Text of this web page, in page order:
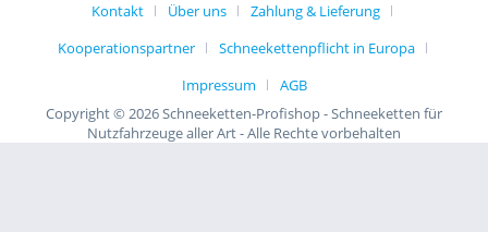
Kontakt Über uns
Zahlung & Lieferung
Kooperationspartner
Schneekettenpflicht in Europa
Impressum
AGB
Copyright © 2026 Schneeketten-Profishop - Schneeketten für
Nutzfahrzeuge aller Art - Alle Rechte vorbehalten